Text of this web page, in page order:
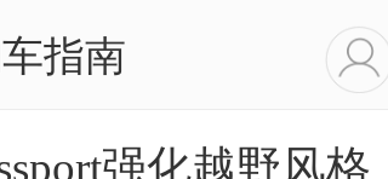
指南
强化越野风格